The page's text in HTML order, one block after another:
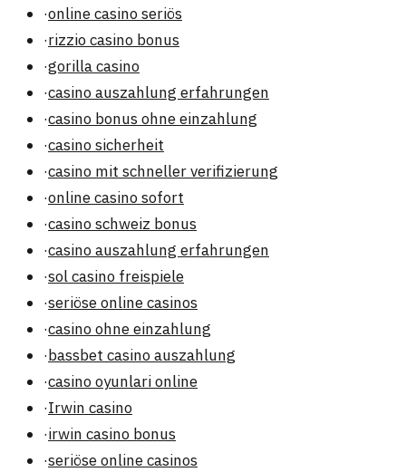
·online casino seriös
·rizzio casino bonus
·gorilla casino
·casino auszahlung erfahrungen
·casino bonus ohne einzahlung
·casino sicherheit
·casino mit schneller verifizierung
·online casino sofort
·casino schweiz bonus
·casino auszahlung erfahrungen
·sol casino freispiele
·seriöse online casinos
·casino ohne einzahlung
·bassbet casino auszahlung
·casino oyunlari online
·Irwin casino
·irwin casino bonus
·seriöse online casinos